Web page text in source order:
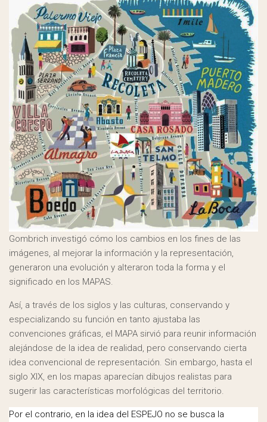
Gombrich investigó cómo los cambios en los fines de las
imágenes, al mejorar la información y la representación,
generaron una evolución y alteraron toda la forma y el
significado en los MAPAS.
Así, a través de los siglos y las culturas, conservando y
especializando su función en tanto ajustaba las
convenciones gráficas, el MAPA sirvió para reunir información
alejándose de la idea de realidad, pero conservando cierta
idea convencional de representación. Sin embargo, hasta el
siglo XIX, en los mapas aparecían dibujos realistas para
sugerir las características morfológicas del territorio.
Por el contrario, en la idea del ESPEJO no se busca la